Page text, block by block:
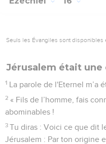
Seuls les Évangiles sont disponibles
Jérusalem était une
1 La parole de l'Eternel m’a
2 « Fils de l’homme, fais
abominables !
3 Tu diras : Voici ce que dit
Jérusalem : Par ton origine